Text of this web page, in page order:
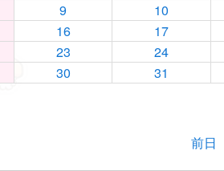
9
10
16
17
23
24
30 31
前日